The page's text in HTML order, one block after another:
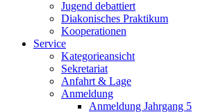
Jugend debattiert
Diakonisches Praktikum
Kooperationen
Service
Kategorieansicht
Sekretariat
Anfahrt & Lage
Anmeldung
Anmeldung Jahrgang 5